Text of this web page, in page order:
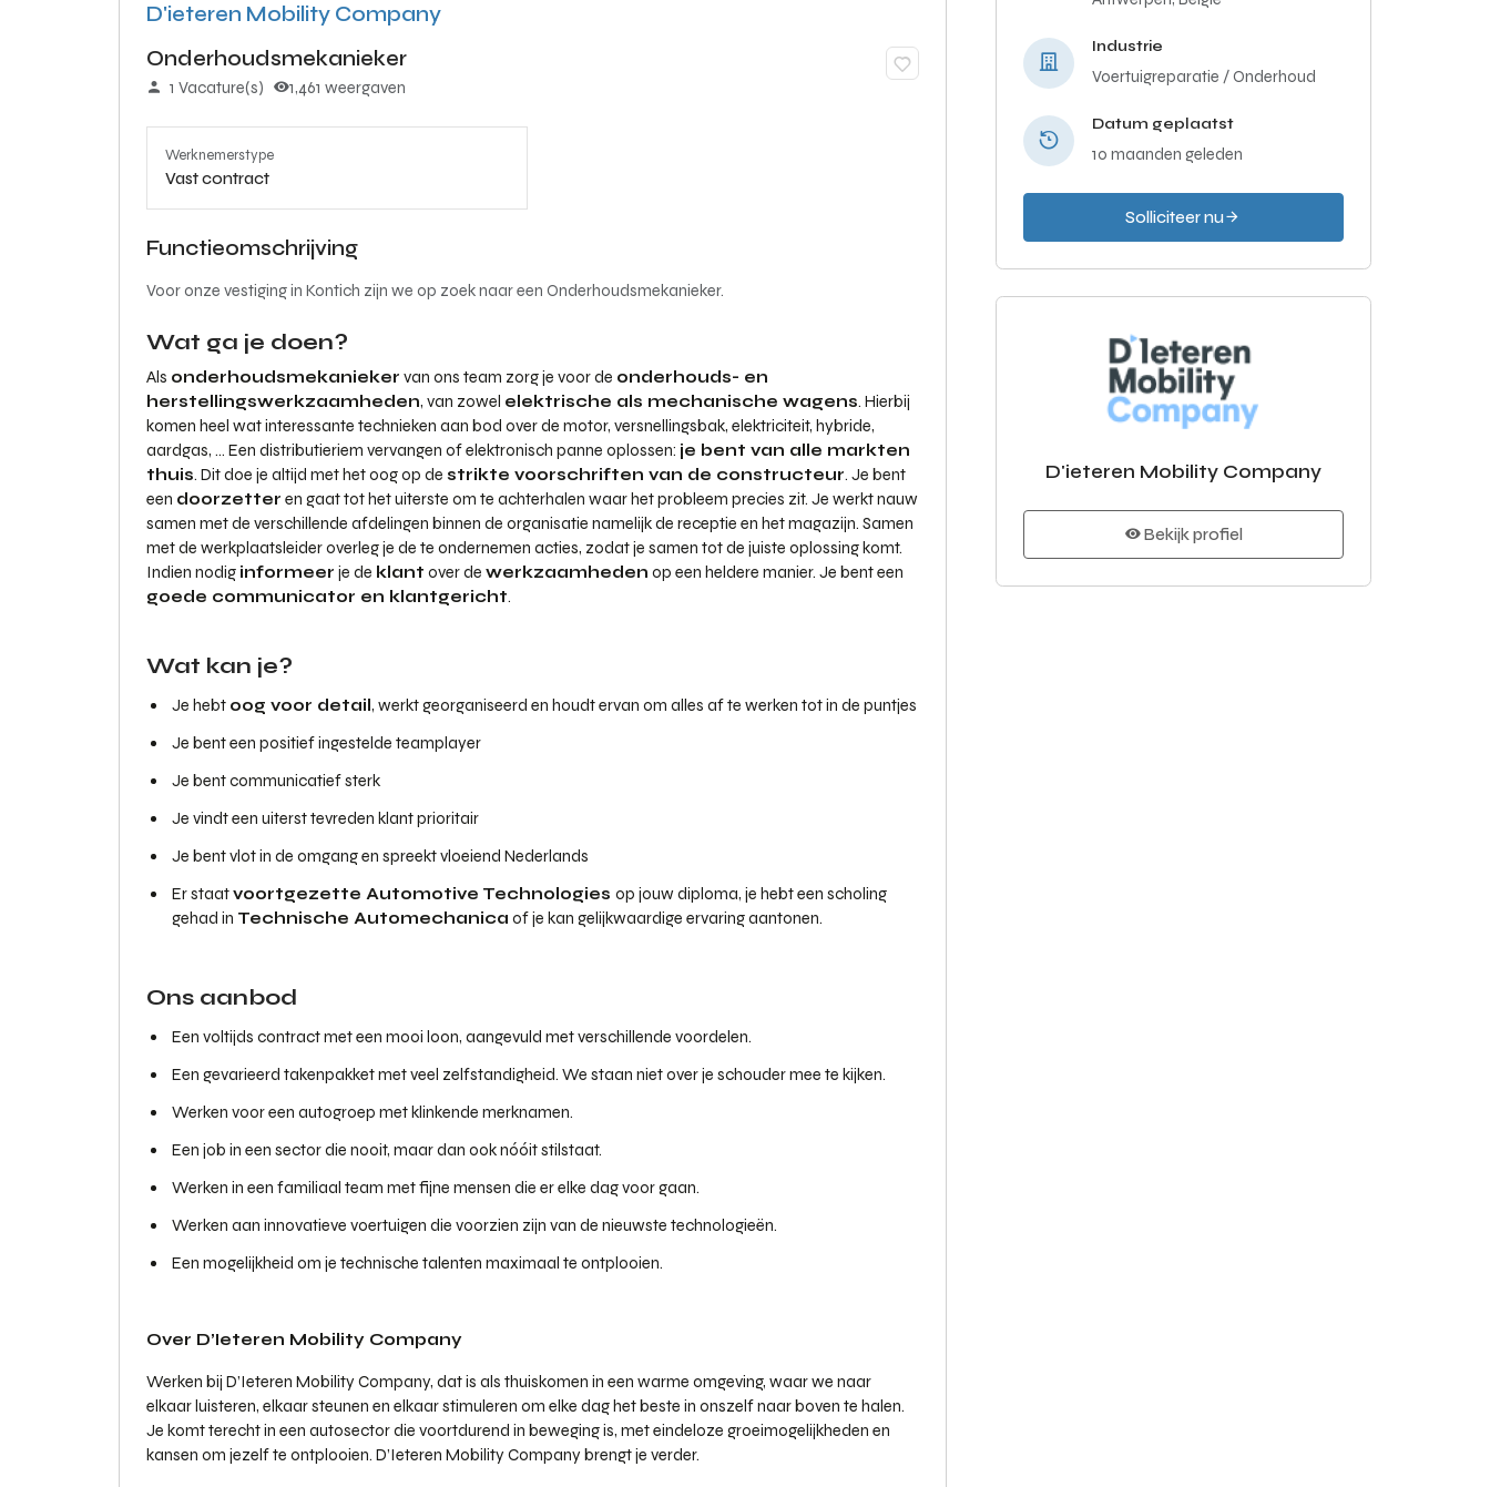
D'ieteren Mobility Company
Onderhoudsmekanieker
1 Vacature(s) 1,461 weergaven
Werknemerstype
Vast contract
Functieomschrijving
Voor onze vestiging in Kontich zijn we op zoek naar een Onderhoudsmekanieker.
Wat ga je doen?
Als onderhoudsmekanieker van ons team zorg je voor de onderhouds- en
herstellingswerkzaamheden, van zowel elektrische als mechanische wagens. Hierbij
komen heel wat interessante technieken aan bod over de motor, versnellingsbak, elektriciteit, hybride,
aardgas, … Een distributieriem vervangen of elektronisch panne oplossen: je bent van alle markten
thuis. Dit doe je altijd met het oog op de strikte voorschriften van de constructeur. Je bent
een doorzetter en gaat tot het uiterste om te achterhalen waar het probleem precies zit. Je werkt nauw
samen met de verschillende afdelingen binnen de organisatie namelijk de receptie en het magazijn. Samen
met de werkplaatsleider overleg je de te ondernemen acties, zodat je samen tot de juiste oplossing komt.
Indien nodig informeer je de klant over de werkzaamheden op een heldere manier. Je bent een
goede communicator en klantgericht.
Wat kan je?
Je hebt oog voor detail, werkt georganiseerd en houdt ervan om alles af te werken tot in de puntjes
Je bent een positief ingestelde teamplayer
Je bent communicatief sterk
Je vindt een uiterst tevreden klant prioritair
Je bent vlot in de omgang en spreekt vloeiend Nederlands
Er staatvoortgezette Automotive Technologies op jouw diploma, je hebt een scholing
gehad in Technische Automechanica of je kan gelijkwaardige ervaring aantonen.
Ons aanbod
Een voltijds contract met een mooi loon, aangevuld met verschillende voordelen.
Een gevarieerd takenpakket met veel zelfstandigheid. We staan niet over je schouder mee te kijken.
Werken voor een autogroep met klinkende merknamen.
Een job in een sector die nooit, maar dan ook nóóit stilstaat.
Werken in een familiaal team met fijne mensen die er elke dag voor gaan.
Werken aan innovatieve voertuigen die voorzien zijn van de nieuwste technologieën.
Een mogelijkheid om je technische talenten maximaal te ontplooien.
Over D’Ieteren Mobility Company
Werken bij D’Ieteren Mobility Company, dat is als thuiskomen in een warme omgeving, waar we naar
elkaar luisteren, elkaar steunen en elkaar stimuleren om elke dag het beste in onszelf naar boven te halen.
Je komt terecht in een autosector die voortdurend in beweging is, met eindeloze groeimogelijkheden en
kansen om jezelf te ontplooien. D’Ieteren Mobility Company brengt je verder.
Industrie
Voertuigreparatie / Onderhoud
Datum geplaatst
10 maanden geleden
Solliciteer nu
D'ieteren Mobility Company
Bekijk profiel